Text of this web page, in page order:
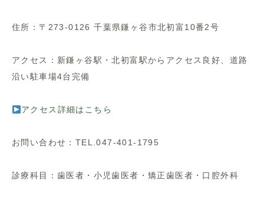
住所：〒273-0126 千葉県鎌ヶ谷市北初富10番2号
アクセス：新鎌ヶ谷駅・北初富駅からアクセス良好、道路
沿い駐車場4台完備
アクセス詳細はこちら
お問い合わせ：TEL.047-401-1795
診療科目：歯医者・小児歯医者・矯正歯医者・口腔外科